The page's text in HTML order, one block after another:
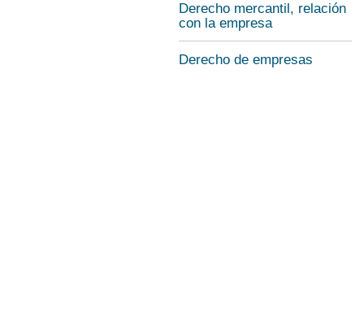
Derecho mercantil, relación
con la empresa
Derecho de empresas